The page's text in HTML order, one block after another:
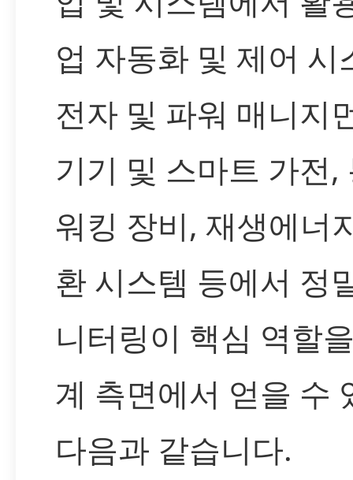
업 자동화 및 제어 시
전자 및 파워 매니지
기기 및 스마트 가전,
워킹 장비, 재생에너
환 시스템 등에서 정
니터링이 핵심 역할
계 측면에서 얻을 수
다음과 같습니다.